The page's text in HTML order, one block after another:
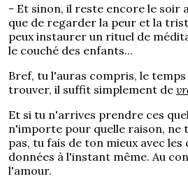
- Et sinon, il reste encore le soir
que de regarder la peur et la
peux instaurer un rituel de
le couché des enfants...
Bref, tu l'auras compris, le
trouver, il suffit simplement de
Et si tu n'arrives prendre ces
n'importe pour quelle raison, ne
pas, tu fais de ton mieux avec
données à l'instant même. Au
l'amour.